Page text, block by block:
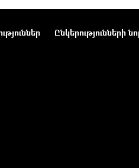
Ընկերությունների